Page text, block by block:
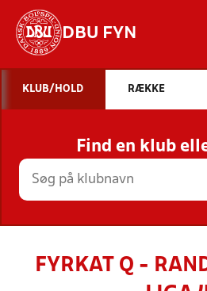
DBU FYN
STILLINGER,
HOLD
KLUB/HOLD RÆKKE
Find en klub
FYRKAT Q -